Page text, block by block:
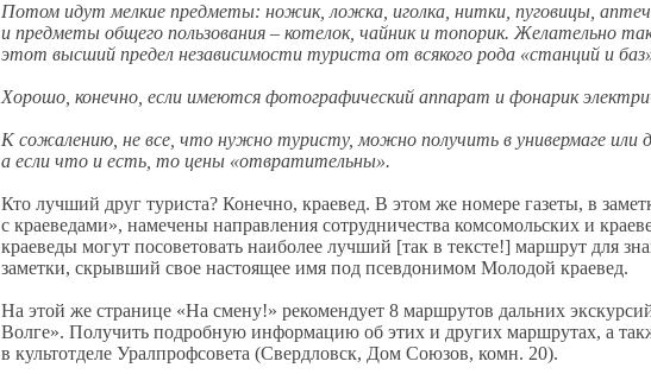
Потом идут мелкие предметы: ножик, ложка, иголка, нитки, пуговицы,
и предметы общего пользования – котелок, чайник и топорик. Желательно
этот высший предел независимости туриста от всякого рода «станций и
Хорошо, конечно, если имеются фотографический аппарат и фонарик
К сожалению, не все, что нужно туристу, можно получить в универмаге или
а если что и есть, то цены «отвратительны».
Кто лучший друг туриста? Конечно, краевед. В этом же номере газеты, в
с краеведами», намечены направления сотрудничества комсомольских и
краеведы могут посоветовать наиболее лучший [так в тексте!] маршрут для
заметки, скрывший свое настоящее имя под псевдонимом Молодой краевед.
На этой же странице «На смену!» рекомендует 8 маршрутов дальних
Волге». Получить подробную информацию об этих и других маршрутах, а
в культотделе Уралпрофсовета (Свердловск, Дом Союзов, комн. 20).